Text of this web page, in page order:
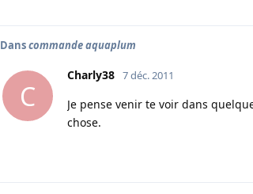
Danscommande aquaplum
C
Charly38 7 déc. 2011
Je pense venir te voir dans
chose.